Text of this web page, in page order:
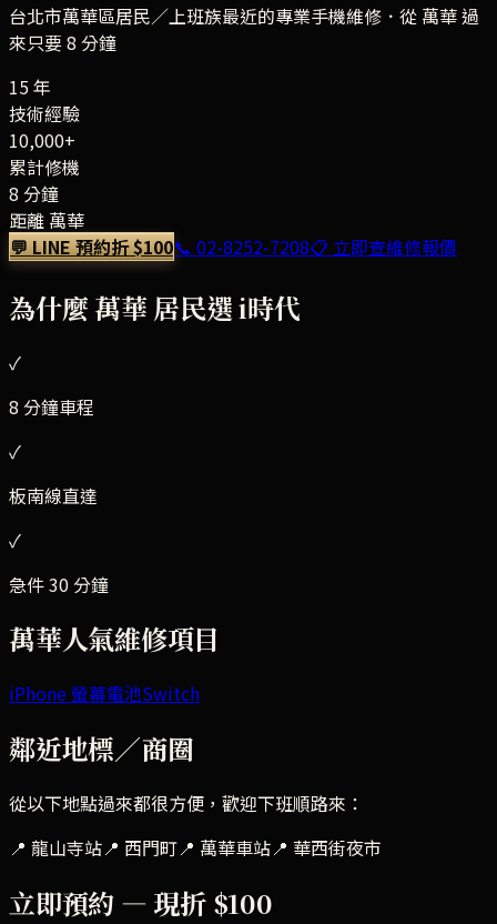
台北市萬華區居民／上班族最近的專業手機維修． 從 萬華 過
來只要 8 分鐘
15 年
技術經驗
10,000+
累計修機
8 分鐘
距離 萬華
💬 LINE 預約折 $100📞 02-8252-7208📋 立即查維修報價
為什麼 萬華居民選 i時代
✓
8 分鐘車程
✓
板南線直達
✓
急件 30 分鐘
萬華人氣維修項目
iPhone 螢幕電池Switch
鄰近地標／商圈
從以下地點過來都很方便，歡迎下班順路來：
📍 龍山寺站📍 西門町📍 萬華車站📍 華西街夜市
立即預約 — 現折 $100